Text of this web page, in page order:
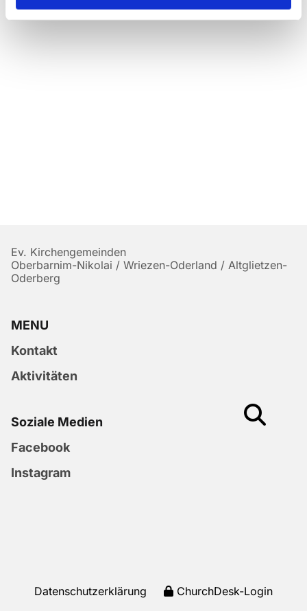
Ev. Kirchengemeinden
Oberbarnim-Nikolai / Wriezen-Oderland / Altglietzen-
Oderberg
MENU
Kontakt
Aktivitäten
Soziale Medien
Facebook
Instagram
Datenschutzerklärung ChurchDesk-Login